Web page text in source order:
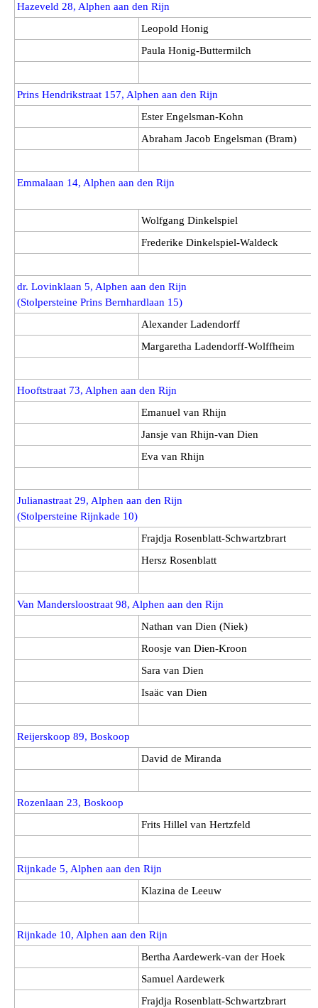
Hazeveld 28, Alphen aan den Rijn
Leopold Honig
Paula Honig-Buttermilch
Prins Hendrikstraat 157, Alphen aan den Rijn
Ester Engelsman-Kohn
Abraham Jacob Engelsman (Bram)
Emmalaan 14, Alphen aan den Rijn
Wolfgang Dinkelspiel
Frederike Dinkelspiel-Waldeck
dr. Lovinklaan 5, Alphen aan den Rijn
(Stolpersteine Prins Bernhardlaan 15)
Alexander Ladendorff
Margaretha Ladendorff-Wolffheim
Hooftstraat 73, Alphen aan den Rijn
Emanuel van Rhijn
Jansje van Rhijn-van Dien
Eva van Rhijn
Julianastraat 29, Alphen aan den Rijn
(Stolpersteine Rijnkade 10)
Frajdja Rosenblatt-Schwartzbrart
Hersz Rosenblatt
Van Mandersloostraat 98, Alphen aan den Rijn
Nathan van Dien (Niek)
Roosje van Dien-Kroon
Sara van Dien
Isaäc van Dien
Reijerskoop 89, Boskoop
David de Miranda
Rozenlaan 23, Boskoop
Frits Hillel van Hertzfeld
Rijnkade 5, Alphen aan den Rijn
Klazina de Leeuw
Rijnkade 10, Alphen aan den Rijn
Bertha Aardewerk-van der Hoek
Samuel Aardewerk
Frajdja Rosenblatt-Schwartzbrart